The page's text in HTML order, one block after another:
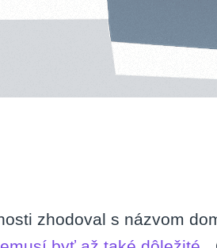
zhodoval s názvom